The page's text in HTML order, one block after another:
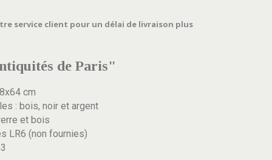
service client pour un délai de livraison plus
de Paris"
cm
: bois, noir et argent
et bois
LR6 (non fournies)